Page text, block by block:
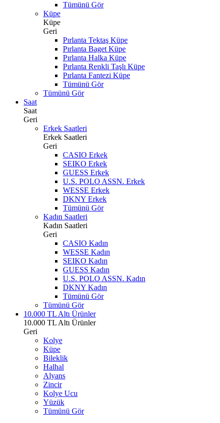
Tümünü Gör
Küpe
Küpe
Geri
Pırlanta Tektaş Küpe
Pırlanta Baget Küpe
Pırlanta Halka Küpe
Pırlanta Renkli Taşlı Küpe
Pırlanta Fantezi Küpe
Tümünü Gör
Tümünü Gör
Saat
Saat
Geri
Erkek Saatleri
Erkek Saatleri
Geri
CASIO Erkek
SEIKO Erkek
GUESS Erkek
U.S. POLO ASSN. Erkek
WESSE Erkek
DKNY Erkek
Tümünü Gör
Kadın Saatleri
Kadın Saatleri
Geri
CASIO Kadın
WESSE Kadın
SEIKO Kadın
GUESS Kadın
U.S. POLO ASSN. Kadın
DKNY Kadın
Tümünü Gör
Tümünü Gör
10.000 TL Altı Ürünler
10.000 TL Altı Ürünler
Geri
Kolye
Küpe
Bileklik
Halhal
Alyans
Zincir
Kolye Ucu
Yüzük
Tümünü Gör